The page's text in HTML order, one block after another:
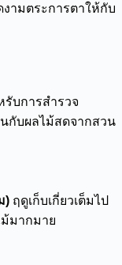
ามตระการตาให้กับ
รับการสำรวจ
กับผลไม้สดจากสวน
) ฤดูเก็บเกี่ยวเต็มไป
มากมาย